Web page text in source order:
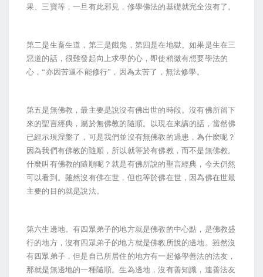
果、三寶等，一旦有此邪見，修學佛法的基礎就完全沒有了。
第二是生畜生道，第三是餓鬼，第四是在地獄。如果是生在三
惡道的話，很難發起向上求學的心，即使稍微有想要學法的
心，“亦因苦逼不能修行”，因為太苦了，無法修學。
第五是無佛教，最主要是說沒有佛出世的時段。沒有佛所留下
來的聖言經典，屬於無佛教的隨順。以現在來講的話，當然佛
已經示現涅槃了，可是我們並沒有無佛教的過患，為什麼呢？
因為我們有佛教的隨順，所以就等於有佛教，而不是無佛教。
什麼叫有佛教的隨順呢？就是有佛所說的聖言經典，今天仍然
可以看到。雖然沒有佛在世，但也等於佛在世，因為佛在世最
主要的目的就是說法。
第六生邊地。有四眾弟子的地方就是佛教的中心點，是佛教盛
行的地方，沒有四眾弟子的地方就是佛教所說的邊地。雖然沒
有四眾弟子，但是自己所居住的地方有一起修學善法的法友，
那就是無邊地的一種隨順。生為邊地，沒有善知識，連善法友